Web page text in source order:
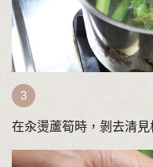
在汆燙蘆筍時，剝去清